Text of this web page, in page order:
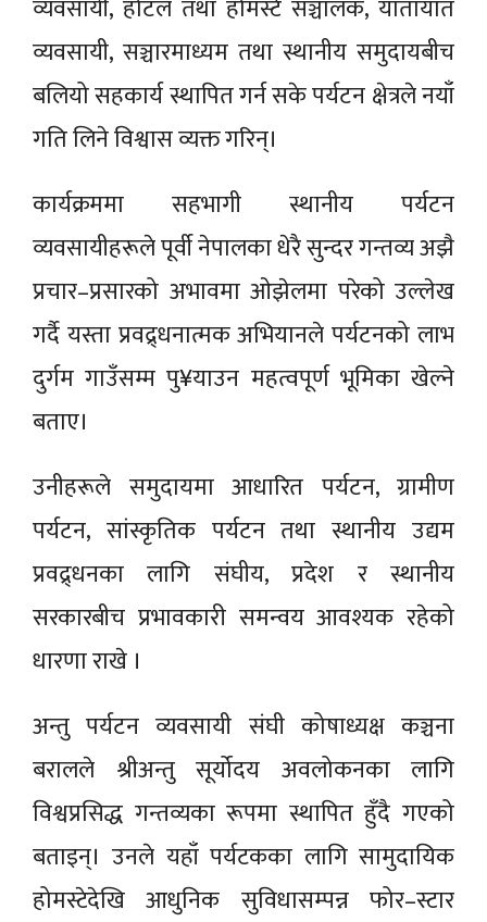
व्यवसायी, होटल तथा होमस्टे सञ्चालक, यातायात
व्यवसायी, सञ्चारमाध्यम तथा स्थानीय समुदायबीच
बलियो सहकार्य स्थापित गर्न सके पर्यटन क्षेत्रले नयाँ
गति लिने विश्वास व्यक्त गरिन्।
कार्यक्रममा सहभागी स्थानीय पर्यटन
व्यवसायीहरूले पूर्वी नेपालका धेरै सुन्दर गन्तव्य अझै
प्रचार–प्रसारको अभावमा ओझेलमा परेको उल्लेख
गर्दै यस्ता प्रवद्र्धनात्मक अभियानले पर्यटनको लाभ
दुर्गम गाउँसम्म पु¥याउन महत्वपूर्ण भूमिका खेल्ने
बताए।
उनीहरूले समुदायमा आधारित पर्यटन, ग्रामीण
पर्यटन, सांस्कृतिक पर्यटन तथा स्थानीय उद्यम
प्रवद्र्धनका लागि संघीय, प्रदेश र स्थानीय
सरकारबीच प्रभावकारी समन्वय आवश्यक रहेको
धारणा राखे ।
अन्तु पर्यटन व्यवसायी संघी कोषाध्यक्ष कञ्चना
बरालले श्रीअन्तु सूर्योदय अवलोकनका लागि
विश्वप्रसिद्ध गन्तव्यका रूपमा स्थापित हुँदै गएको
बताइन्। उनले यहाँ पर्यटकका लागि सामुदायिक
होमस्टेदेखि आधुनिक सुविधासम्पन्न फोर–स्टार